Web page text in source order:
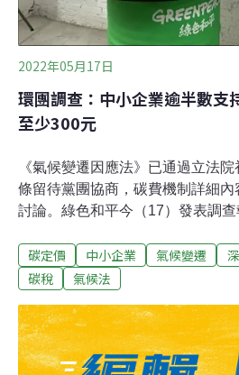
2022年05月17日
環團調查：中小企業逾半數支
至少300元
《氣候變遷因應法》已通過立法
條留待黨團協商，碳費機制詳細
討論。綠色和平今（17）發表調
接軌國際、合理徵收每噸至少300
洪昇邦解讀，產業對碳管制其實有
勞師動眾打造出一個大豬公撲滿
進去，反而白忙一場。陷入「碳
企業不了解盤查機制
碳定價 中小企業 氣候變遷
碳稅
氣候法